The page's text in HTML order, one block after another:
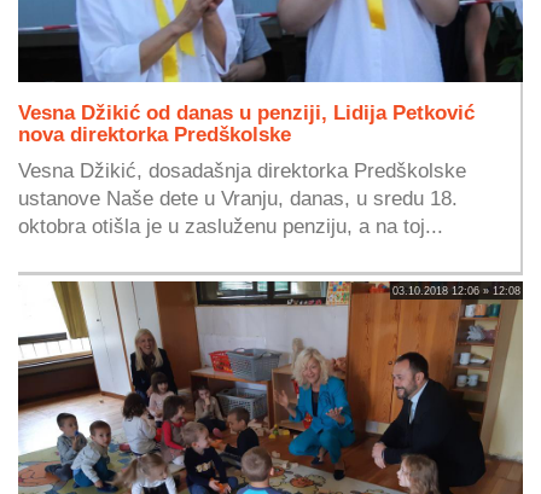
Vesna Džikić od danas u penziji, Lidija Petković
nova direktorka Predškolske
Vesna Džikić, dosadašnja direktorka Predškolske
ustanove Naše dete u Vranju, danas, u sredu 18.
oktobra otišla je u zasluženu penziju, a na toj...
03.10.2018 12:06 » 12:08